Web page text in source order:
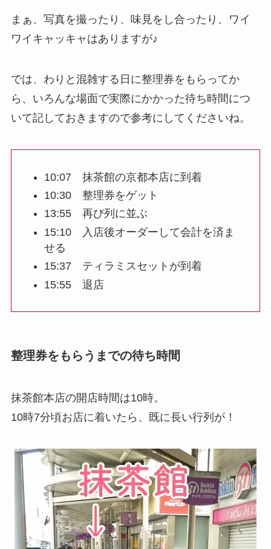
まぁ、写真を撮ったり、味見をし合ったり、ワイ
ワイキャッキャはありますが♪
では、わりと混雑する日に整理券をもらってか
ら、いろんな場面で実際にかかった待ち時間につ
いて記しておきますので参考にしてくださいね。
10:07 抹茶館の京都本店に到着
10:30 整理券をゲット
13:55 再び列に並ぶ
15:10 入店後オーダーして会計を済ま
せる
15:37 ティラミスセットが到着
15:55 退店
整理券をもらうまでの待ち時間
抹茶館本店の開店時間は10時。
10時7分頃お店に着いたら、既に長い行列が！